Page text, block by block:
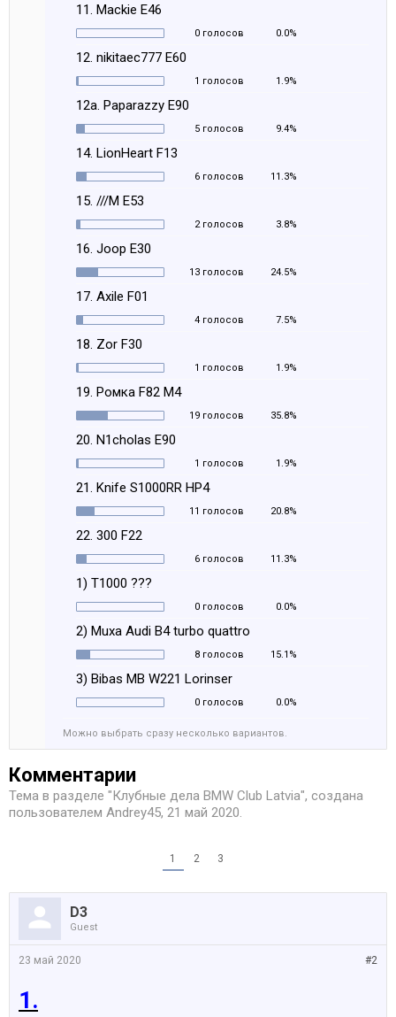
11. Mackie E46
0 голосов 0.0%
12. nikitaec777 E60
1 голосов 1.9%
12a. Paparazzy E90
5 голосов 9.4%
14. LionHeart F13
6 голосов 11.3%
15. ///M E53
2 голосов 3.8%
16. Joop E30
13 голосов 24.5%
17. Axile F01
4 голосов 7.5%
18. Zor F30
1 голосов 1.9%
19. Ромка F82 M4
19 голосов 35.8%
20. N1cholas E90
1 голосов 1.9%
21. Knife S1000RR HP4
11 голосов 20.8%
22. 300 F22
6 голосов 11.3%
1) T1000 ???
0 голосов 0.0%
2) Muxa Audi B4 turbo quattro
8 голосов 15.1%
3) Bibas MB W221 Lorinser
0 голосов 0.0%
Можно выбрать сразу несколько вариантов.
Комментарии
Тема в разделе "Клубные дела BMW Club Latvia", создана
пользователем Andrey45, 21 май 2020.
1 2 3
D3
Guest
#2
23 май 2020
1.